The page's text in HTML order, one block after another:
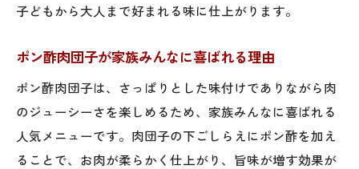
子どもから大人まで好まれる味に仕上がります。
ポン酢肉団子が家族みんなに喜ばれる理由
ポン酢肉団子は、さっぱりとした味付けでありながら肉
のジューシーさを楽しめるため、家族みんなに喜ばれる
人気メニューです。肉団子の下ごしらえにポン酢を加え
ることで、お肉が柔らかく仕上がり、旨味が増す効果が